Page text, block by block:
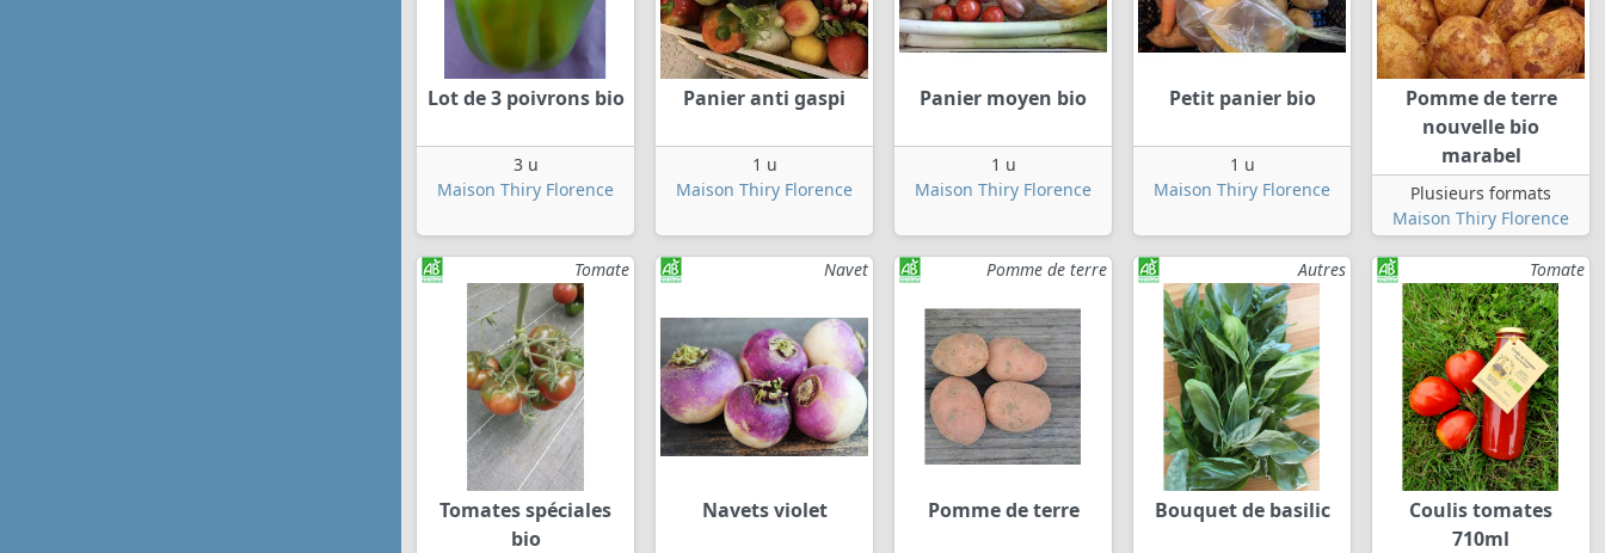
Lot de 3 poivrons bio
3 u
Maison Thiry Florence
Panier anti gaspi
1 u
Maison Thiry Florence
Panier moyen bio
1 u
Maison Thiry Florence
Petit panier bio
1 u
Maison Thiry Florence
Pomme de terre
nouvelle bio
marabel
Plusieurs formats
Maison Thiry Florence
Tomate
Tomates spéciales
bio
Navet
Navets violet
Pomme de terre
Pomme de terre
Autres
Bouquet de basilic
Tomate
Coulis tomates
710ml